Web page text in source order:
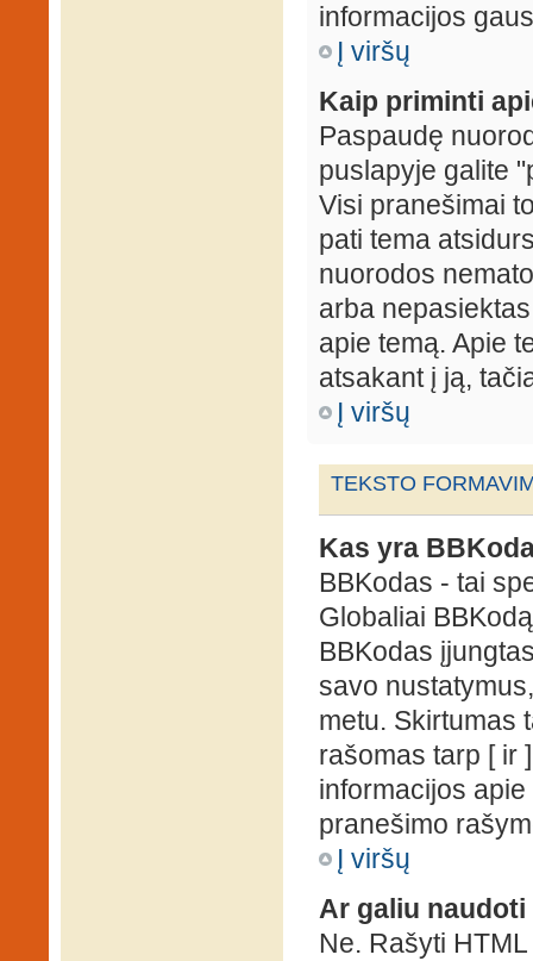
informacijos
Į viršų
Kaip priminti
Paspaudę
puslapyje galite
Visi pranešimai
pati tema
nuorodos
arba
apie temą. Apie
atsakant į ją,
Į viršų
TEKSTO
Kas yra
BBKodas - tai
Globaliai
BBKodas
savo
metu. Skirtumas
rašomas tarp [ ir
informacijos
pranešimo
Į viršų
Ar galiu naudoti
Ne. Rašyti